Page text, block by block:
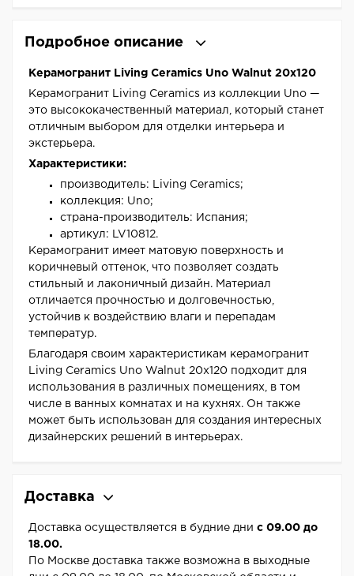
Подробное описание
Керамогранит Living Ceramics Uno Walnut 20x120
Керамогранит Living Ceramics из коллекции Uno —
это высококачественный материал, который станет
отличным выбором для отделки интерьера и
экстерьера.
Характеристики:
производитель: Living Ceramics;
коллекция: Uno;
страна-производитель: Испания;
артикул: LV10812.
Керамогранит имеет матовую поверхность и
коричневый оттенок, что позволяет создать
стильный и лаконичный дизайн. Материал
отличается прочностью и долговечностью,
устойчив к воздействию влаги и перепадам
температур.
Благодаря своим характеристикам керамогранит
Living Ceramics Uno Walnut 20x120 подходит для
использования в различных помещениях, в том
числе в ванных комнатах и на кухнях. Он также
может быть использован для создания интересных
дизайнерских решений в интерьерах.
Доставка
Доставка осуществляется в будние дни с 09.00 до
18.00.
По Москве доставка также возможна в выходные